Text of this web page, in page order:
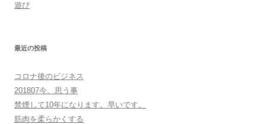
遊び
最近の投稿
コロナ後のビジネス
201807今、思う事
禁煙して10年になります。早いです。
筋肉を柔らかくする